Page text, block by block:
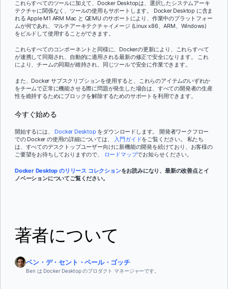
これらすべてのツールに加えて、Docker Desktopは、選択したシステムアーキ
テクチャに関係なく、ツールの使用もサポートします。 Docker Desktop に含ま
れる Apple M1 ARM Mac と QEMU のサポートにより、作業中のプラットフォー
ムが何であれ、マルチアーキテクチャイメージ (Linux x86、ARM、Windows)
をビルドして使用することができます。
これらすべてのコンポーネントと同様に、Dockerの更新により、これらすべて
が連携して同期され、自動的に適用される最新の修正で安全になります。 これ
により、チームの同期が維持され、同じツールで安全に作業できます。
また、Docker サブスクリプションを使用すると、これらのアイテムのいずれか
をチームで正常に機能させる際に問題が発生した場合は、すべての開発者の生産
性を維持するためにブロックを解除するためのサポートを利用できます。
今すぐ始める
開始するには、 Docker Desktop をダウンロードします。 開発者ワークフロー
での Docker の使用の詳細については、 入門ガイドをご覧ください。 私たち
は、すべてのデスクトップユーザー向けに新機能の開発を続けており、お客様の
ご要望をお待ちしておりますので、
ロードマップでお知らせください。
Docker Desktop のリリース コレクションをお読みになり、最新の改善点とイ
ノベーションについてご覧ください。
著者について
ベン・デ・セント・ペール・ゴッチ
Ben は Docker Desktop のプロダクト マネージャーです。